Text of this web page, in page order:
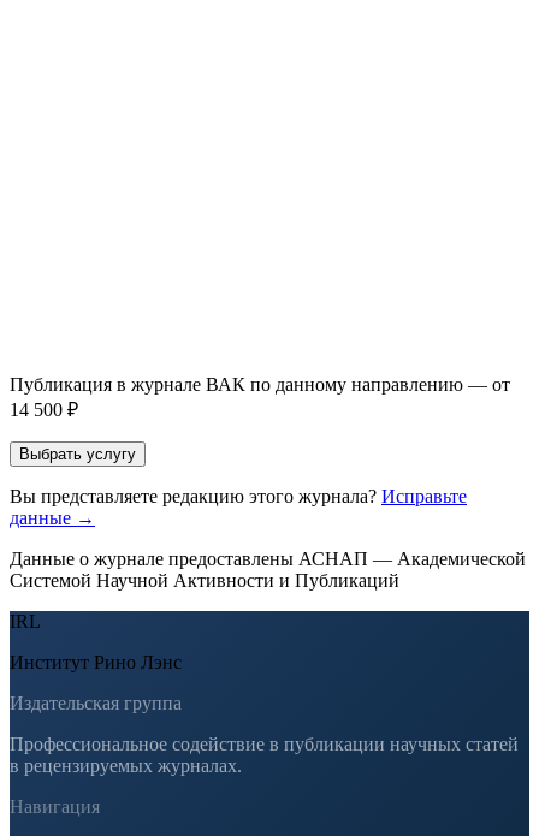
Публикация в журнале ВАК по данному направлению — от
14 500 ₽
Выбрать услугу
Вы представляете редакцию этого журнала? Исправьте
данные →
Данные о журнале предоставлены АСНАП — Академической
Системой Научной Активности и Публикаций
IRL
Институт Рино Лэнс
Издательская группа
Профессиональное содействие в публикации научных статей
в рецензируемых журналах.
Навигация